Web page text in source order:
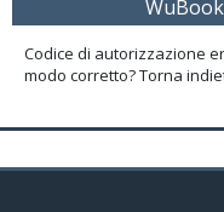
Codice di autorizzazione
modo corretto? Torna